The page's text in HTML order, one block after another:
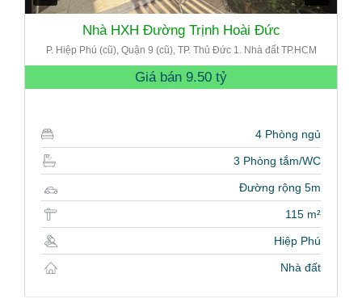
Nhà HXH Đường Trịnh Hoài Đức
P. Hiệp Phú (cũ), Quận 9 (cũ), TP. Thủ Đức 1. Nhà đất TP.HCM
Giá bán 9.50 tỷ
4 Phòng ngủ
3 Phòng tắm/WC
Đường rộng 5m
115 m²
Hiệp Phú
Nhà đất